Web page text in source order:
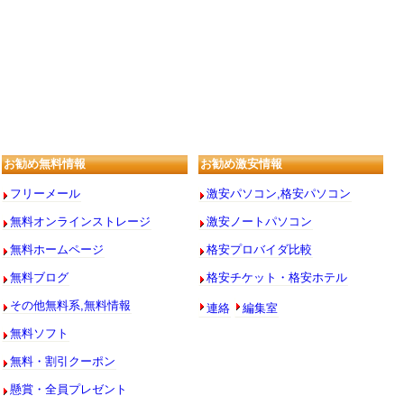
お勧め無料情報
フリーメール
無料オンラインストレージ
無料ホームページ
無料ブログ
その他無料系,無料情報
無料ソフト
無料・割引クーポン
懸賞・全員プレゼント
お勧め激安情報
激安パソコン,格安パソコン
激安ノートパソコン
格安プロバイダ比較
格安チケット・格安ホテル
連絡 編集室